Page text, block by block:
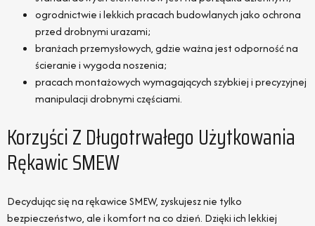
ogrodnictwie i lekkich pracach budowlanych jako ochrona
przed drobnymi urazami;
branżach przemysłowych, gdzie ważna jest odporność na
ścieranie i wygoda noszenia;
pracach montażowych wymagających szybkiej i precyzyjnej
manipulacji drobnymi częściami.
Korzyści Z Długotrwałego Użytkowania
Rękawic SMEW
Decydując się na rękawice SMEW, zyskujesz nie tylko
bezpieczeństwo, ale i komfort na co dzień. Dzięki ich lekkiej